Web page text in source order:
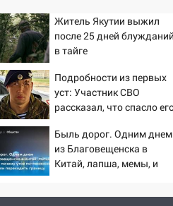
14:40
запретили остановку
50-метровом участке
14:22
большой фестиваль
мотофристайлом и
«Мураками»
14:04
Жару смоет
погоды в Ульяновской
выходные 8-9 августа
13:30 В Ульяновске
Житель Якутии выжил
после 25 дней блужданий
в тайге
Подробности из первых
уст: Участник СВО
рассказал, что спасло
Быль дорог. Одним днем
из Благовещенска в
Китай, лапша, мемы, и